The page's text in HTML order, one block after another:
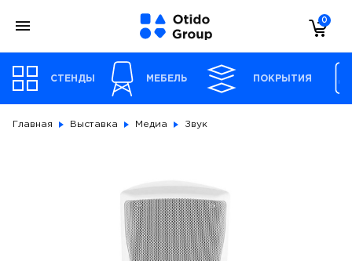
0
СТЕНДЫ МЕБЕЛЬ ПОКРЫТИЯ
Главная Выставка Медиа Звук